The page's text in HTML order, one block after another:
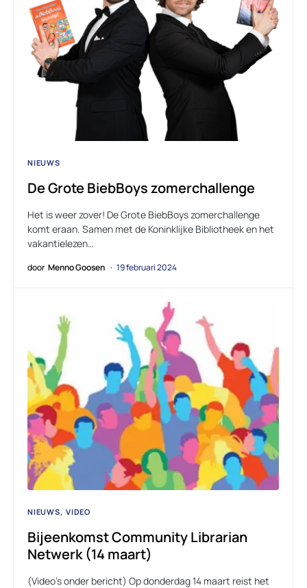
NIEUWS
De Grote BiebBoys zomerchallenge
Het is weer zover! De Grote BiebBoys zomerchallenge
komt eraan. Samen met de Koninklijke Bibliotheek en het
vakantielezen…
door Menno Goosen 19 februari 2024
NIEUWS VIDEO
Bijeenkomst Community Librarian
Netwerk (14 maart)
(Video’s onder bericht) Op donderdag 14 maart reist het